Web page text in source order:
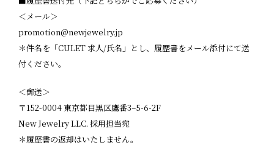
＜メール＞
promotion@newjewelry.jp
＊件名を「CULET 求人/氏名」とし、履歴書をメール添付にて送
付ください。
＜郵送＞
〒152-0004 東京都目黒区鷹番3–5-6-2F
New Jewelry LLC. 採用担当宛
＊履歴書の返却はいたしません。